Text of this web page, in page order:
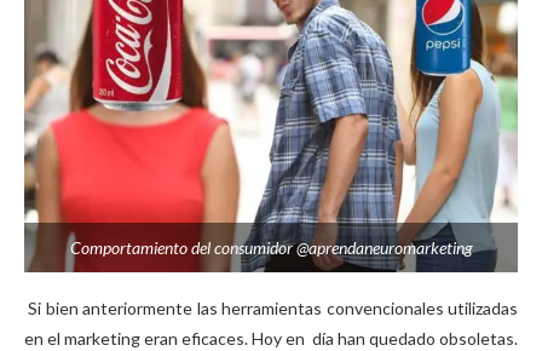
Comportamiento del consumidor @aprendaneuromarketing
Si bien anteriormente las herramientas convencionales utilizadas
en el marketing eran eficaces. Hoy en día han quedado obsoletas.